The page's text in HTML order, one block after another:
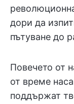
дори да
пътуване до
Повечето от
от време
поддържат